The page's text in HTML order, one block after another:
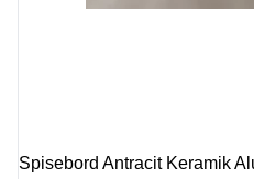
Spisebord Antracit Keramik